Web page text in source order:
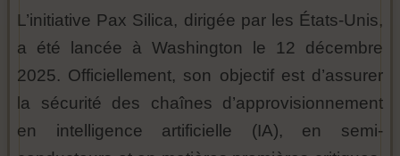
L’initiative Pax Silica, dirigée par les États-Unis,
a été lancée à Washington le 12 décembre
2025. Officiellement, son objectif est d’assurer
la sécurité des chaînes d’approvisionnement
en intelligence artificielle (IA), en semi-